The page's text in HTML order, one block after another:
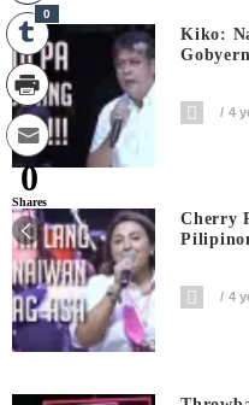
Kiko:
4
Cherry
4
0
0
Shares